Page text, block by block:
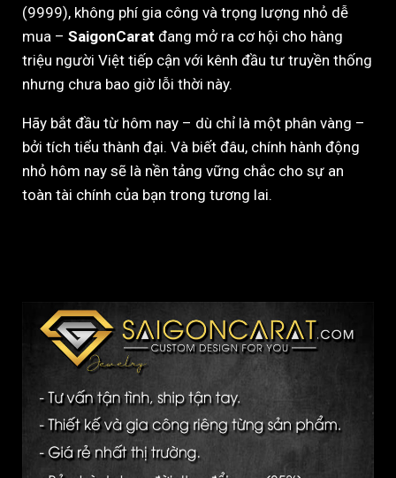
(9999), không phí gia công và trọng lượng nhỏ dễ
mua – SaigonCarat đang mở ra cơ hội cho hàng
triệu người Việt tiếp cận với kênh đầu tư truyền thống
nhưng chưa bao giờ lỗi thời này.
Hãy bắt đầu từ hôm nay – dù chỉ là một phân vàng –
bởi tích tiểu thành đại. Và biết đâu, chính hành động
nhỏ hôm nay sẽ là nền tảng vững chắc cho sự an
toàn tài chính của bạn trong tương lai.